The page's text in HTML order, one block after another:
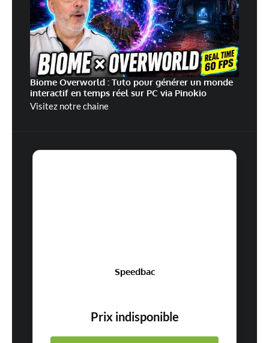
Biome Overworld : Tuto pour générer un monde
interactif en temps réel sur PC via Pinokio
Visitez notre chaine
Speedbac
Prix indisponible